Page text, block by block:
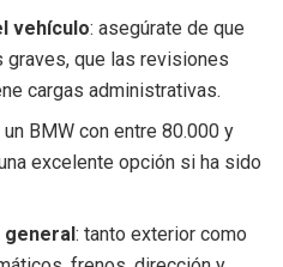
vehículo: asegúrate de que
graves, que las revisiones
cargas administrativas.
un BMW con entre 80.000 y
excelente opción si ha sido
general: tanto exterior como